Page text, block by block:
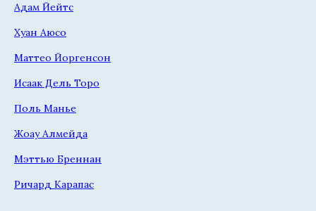
Адам Йейтс
Хуан Аюсо
Маттео Йоргенсон
Исаак Дель Торо
Поль Манье
Жоау Алмейда
Мэттью Бреннан
Ричард Карапас